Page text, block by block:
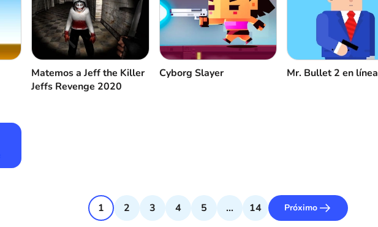
Matemos a Jeff the Killer
Jeffs Revenge 2020
Cyborg Slayer Mr. Bullet 2 en línea
1 2 3 4 5 ... 14 Próximo